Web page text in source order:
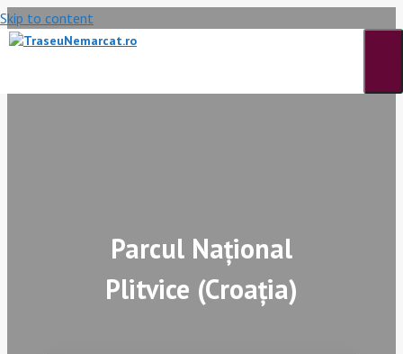
Skip to content
Parcul Național
Plitvice (Croația)